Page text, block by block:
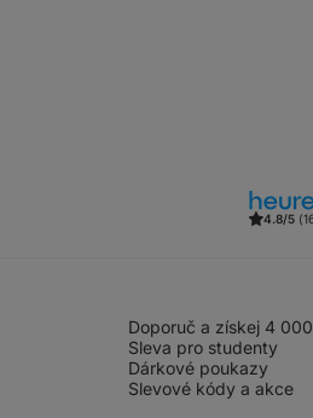
4.8/5
Doporuč a získej 4
Sleva pro studenty
Dárkové poukazy
Slevové kódy a akce